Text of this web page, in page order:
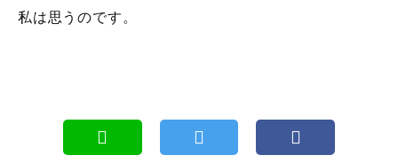
私は思うのです。